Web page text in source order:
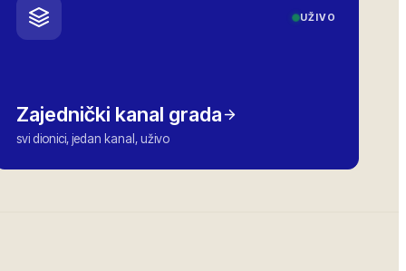
UŽIVO
Zajednički kanal grada
svi dionici, jedan kanal, uživo